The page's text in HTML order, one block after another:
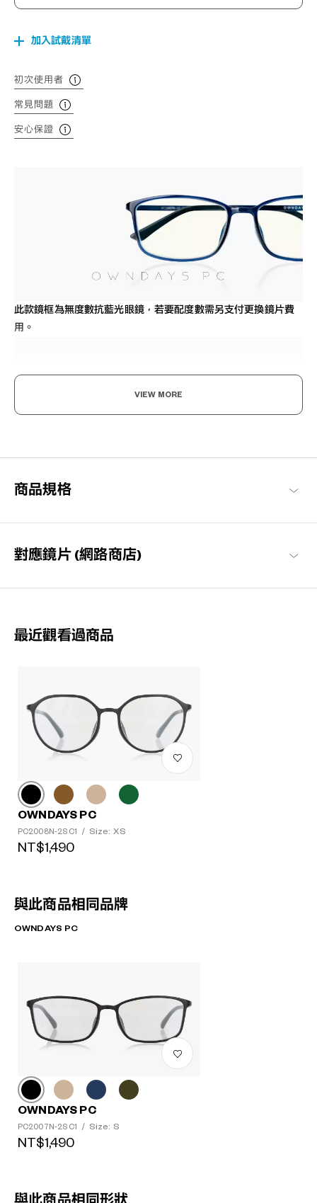
加入試戴清單
初次使用者
常見問題
安心保證
此款鏡框為無度數抗藍光眼鏡，若要配度數需另支付更換鏡片費
用。
腦、電視、智慧型手機、遊戲機等的3C產品。減少螢幕閃爍和眩
VIEW MORE
商品規格
對應鏡片 (網路商店)
最近觀看過商品
OWNDAYS PC
PC2008N-2S C1 / Size: XS
NT$1,490
與此商品相同品牌
OWNDAYS PC
OWNDAYS PC
PC2007N-2S C1 / Size: S
NT$1,490